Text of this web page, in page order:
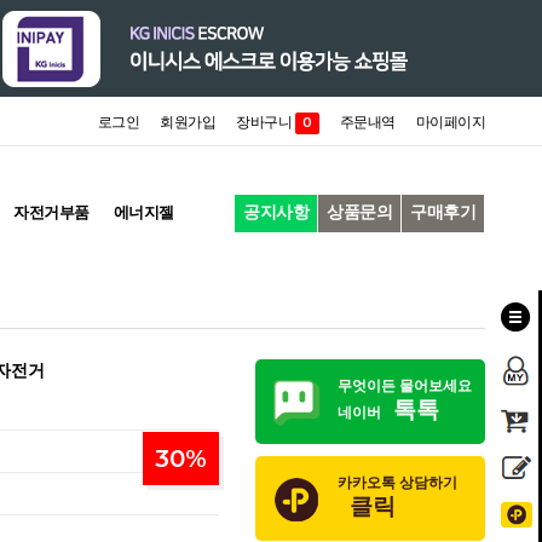
로그인 회원가입 장바구니 0 주문내역 마이페이지
자전거부품 에너지젤 공지사항 상품문의 구매후기
전거
30%
무엇이든 물어보세요
네이버
톡톡
카카오톡 상담하기
클릭